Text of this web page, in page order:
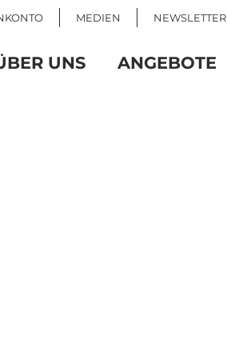
MEDIEN NEWSLETTER
UNS ANGEBOTE